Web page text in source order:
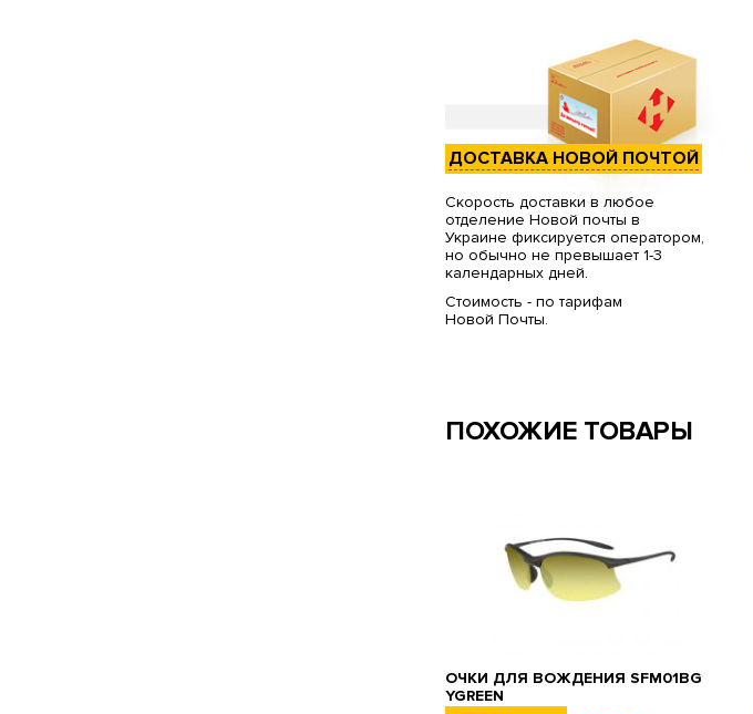
ДОСТАВКА НОВОЙ ПОЧТОЙ
Скорость доставки в любое
отделение Новой почты в
Украине фиксируется оператором,
но обычно не превышает 1-3
календарных дней.
Стоимость - по тарифам
Новой Почты.
ПОХОЖИЕ ТОВАРЫ
ОЧКИ ДЛЯ ВОЖДЕНИЯ SFM01BG
YGREEN